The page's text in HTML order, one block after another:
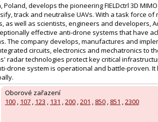
develops the pioneering FIELDctrl 3D
track and neutralise UAVs. With a task force of
well as scientists, engineers and developers,
effective anti-drone systems that have
The company develops, manufactures and
circuits, electronics and mechatronics to
radar technologies protect key critical
drone system is operational and battle-proven.
Oborové zařazení
100 , 107 , 123 , 131 ,200 ,201 , 850 , 851 ,2300